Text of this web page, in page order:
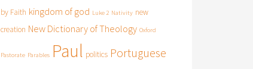
by Faith kingdom of god Luke 2 Nativity new
creation New Dictionary of Theology Oxford
Pastorate Parables Paul politics Portuguese